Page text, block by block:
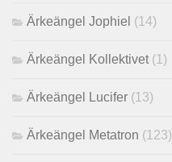
Ärkeängel Jophiel (14)
Ärkeängel Kollektivet(1)
Ärkeängel Lucifer (13)
Ärkeängel Metatron (123)